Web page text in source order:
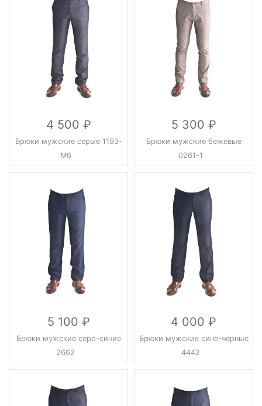
4 500
Брюки мужские серые 1193-
М6
5 300
Брюки мужские бежевые
0261-1
5 100
Брюки мужские серо-синие
2662
4 000
Брюки мужские сине-черные
4442